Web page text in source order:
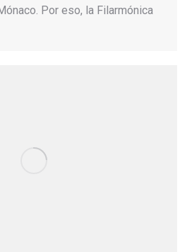
Por eso, la Filarmónica